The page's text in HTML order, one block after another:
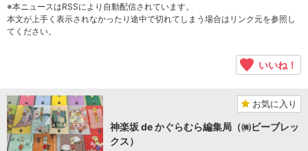
※本ニュースはRSSにより自動配信されています。
本文が上手く表示されなかったり途中で切れてしまう場合はリンク元を参照し
てください。
いいね！
お気に入り
神楽坂 de かぐらむら編集局（㈱ビーブレッ
クス）